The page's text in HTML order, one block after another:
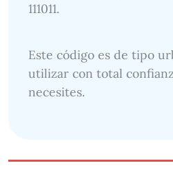
111011.
Este código es de tipo
utilizar con total
necesites.